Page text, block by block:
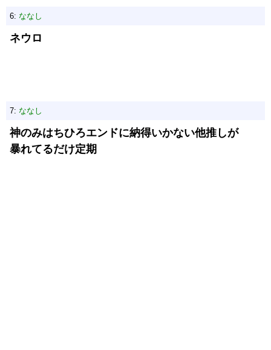
6: ななし
ネウロ
7: ななし
神のみはちひろエンドに納得いかない他推しが
暴れてるだけ定期